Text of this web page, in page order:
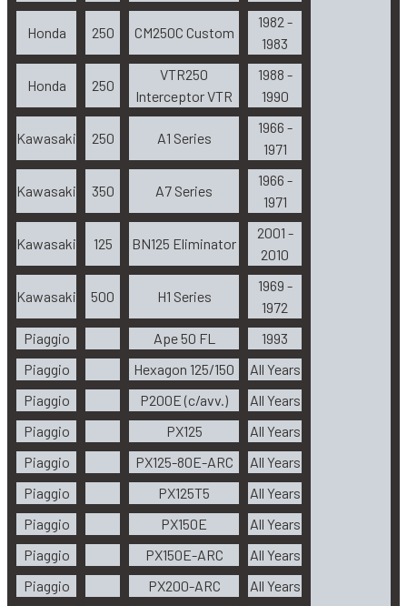
Honda 250 CM250C Custom
1982 -
1983
Honda 250
VTR250
Interceptor VTR
1988 -
1990
Kawasaki 250 A1 Series
1966 -
1971
Kawasaki 350 A7 Series
1966 -
1971
Kawasaki 125 BN125 Eliminator
2001 -
2010
Kawasaki 500 H1 Series
1969 -
1972
Piaggio
Ape 50 FL
1993
Piaggio
Hexagon 125/150
All Years
Piaggio
P200E (c/avv.)
All Years
Piaggio
PX125
All Years
Piaggio
PX125-80E-ARC
All Years
Piaggio
PX125T5
All Years
Piaggio
PX150E
All Years
Piaggio
PX150E-ARC
All Years
Piaggio
PX200-ARC
All Years